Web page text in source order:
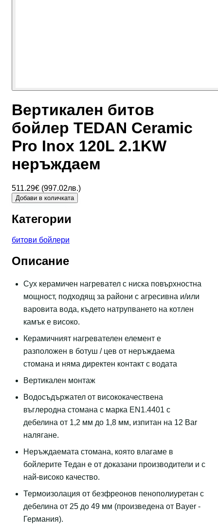
Вертикален битов
бойлер TEDAN Ceramic
Pro Inox 120L 2.1KW
неръждаем
511.29€ (997.02лв.)
Добави в количката
Категории
битови бойлери
Описание
Сух керамичен нагревател с ниска повърхностна
мощност, подходящ за райони с агресивна и/или
варовита вода, където натрупването на котлен
камък е високо.
Керамичният нагревателен елемент е
разположен в ботуш / цев от неръждаема
стомана и няма директен контакт с водата
Вертикален монтаж
Водосъдържател от висококачествена
въглеродна стомана с марка ЕN1.4401 с
дебелина от 1,2 мм до 1,8 мм, изпитан на 12 Bar
налягане.
Неръждаемата стомана, която влагаме в
бойлерите Тедан е от доказани производители и с
най-високо качество.
Термоизолация от безфреонов пенополиуретан с
дебелина от 25 до 49 мм (произведенa от Bayer -
Германия).